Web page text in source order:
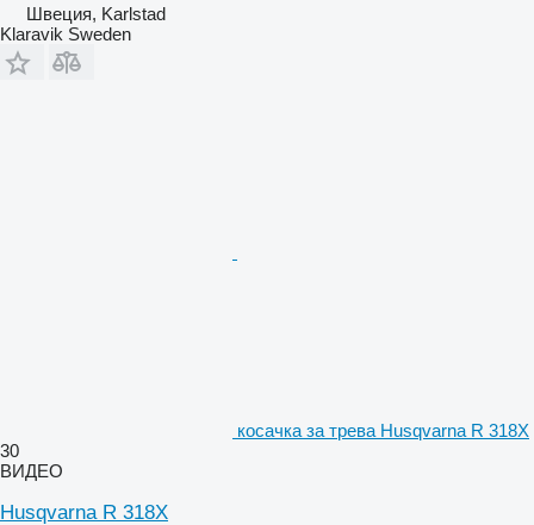
Швеция, Karlstad
Klaravik Sweden
косачка за трева Husqvarna R 318X
30
ВИДЕО
Husqvarna R 318X